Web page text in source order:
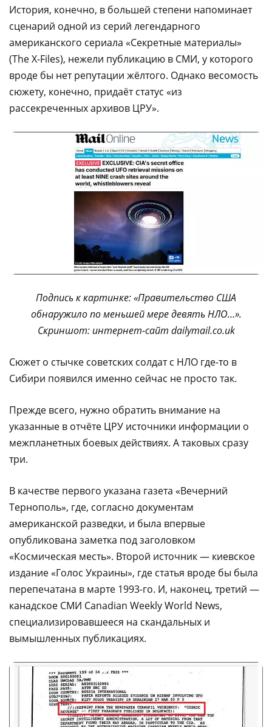
История, конечно, в большей степени напоминает
сценарий одной из серий легендарного
американского сериала «Секретные материалы»
(The X-Files), нежели публикацию в СМИ, у которого
вроде бы нет репутации жёлтого. Однако весомость
сюжету, конечно, придаёт статус «из
рассекреченных архивов ЦРУ».
Подпись к картинке: «Правительство США
обнаружило по меньшей мере девять НЛО…».
Скриншот: интернет-сайт dailymail.co.uk
Cюжет о стычке советских солдат с НЛО где-то в
Сибири появился именно сейчас не просто так.
Прежде всего, нужно обратить внимание на
указанные в отчёте ЦРУ источники информации о
межпланетных боевых действиях. А таковых сразу
три.
В качестве первого указана газета «Вечерний
Тернополь», где, согласно документам
американской разведки, и была впервые
опубликована заметка под заголовком
«Космическая месть». Второй источник — киевское
издание «Голос Украины», где статья вроде бы была
перепечатана в марте 1993-го. И, наконец, третий —
канадское СМИ Canadian Weekly World News,
специализировавшееся на скандальных и
вымышленных публикациях.